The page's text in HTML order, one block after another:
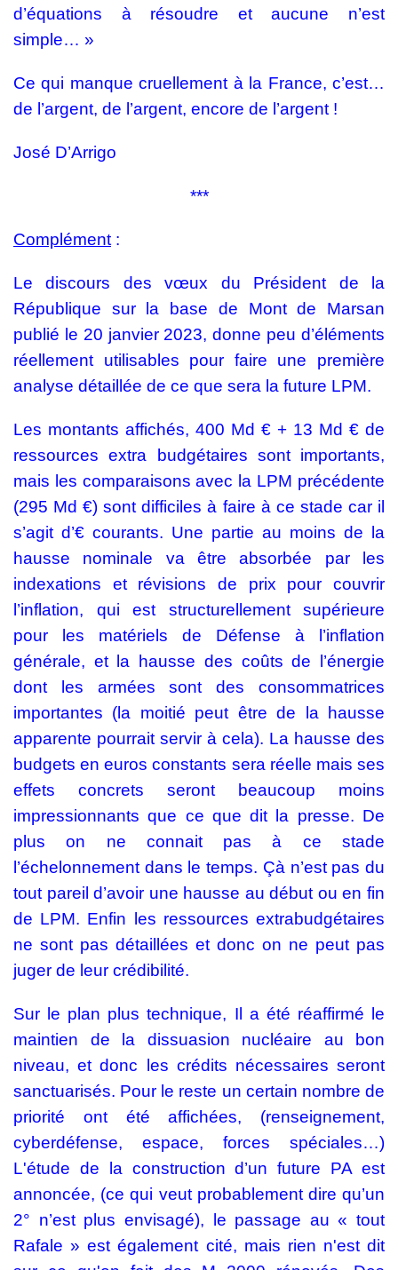
d’équations à résoudre et aucune n’est
simple… »
Ce qui manque cruellement à la France, c’est…
de l’argent, de l’argent, encore de l’argent !
José D’Arrigo
***
Complément :
Le discours des vœux du Président de la
République sur la base de Mont de Marsan
publié le 20 janvier 2023, donne peu d’éléments
réellement utilisables pour faire une première
analyse détaillée de ce que sera la future LPM.
Les montants affichés, 400 Md € + 13 Md € de
ressources extra budgétaires sont importants,
mais les comparaisons avec la LPM précédente
(295 Md €) sont difficiles à faire à ce stade car il
s’agit d’€ courants. Une partie au moins de la
hausse nominale va être absorbée par les
indexations et révisions de prix pour couvrir
l’inflation, qui est structurellement supérieure
pour les matériels de Défense à l’inflation
générale, et la hausse des coûts de l’énergie
dont les armées sont des consommatrices
importantes (la moitié peut être de la hausse
apparente pourrait servir à cela). La hausse des
budgets en euros constants sera réelle mais ses
effets concrets seront beaucoup moins
impressionnants que ce que dit la presse. De
plus on ne connait pas à ce stade
l’échelonnement dans le temps. Çà n’est pas du
tout pareil d’avoir une hausse au début ou en fin
de LPM. Enfin les ressources extrabudgétaires
ne sont pas détaillées et donc on ne peut pas
juger de leur crédibilité.
Sur le plan plus technique, Il a été réaffirmé le
maintien de la dissuasion nucléaire au bon
niveau, et donc les crédits nécessaires seront
sanctuarisés. Pour le reste un certain nombre de
priorité ont été affichées, (renseignement,
cyberdéfense, espace, forces spéciales…)
L'étude de la construction d’un future PA est
annoncée, (ce qui veut probablement dire qu’un
2° n’est plus envisagé), le passage au « tout
Rafale » est également cité, mais rien n'est dit